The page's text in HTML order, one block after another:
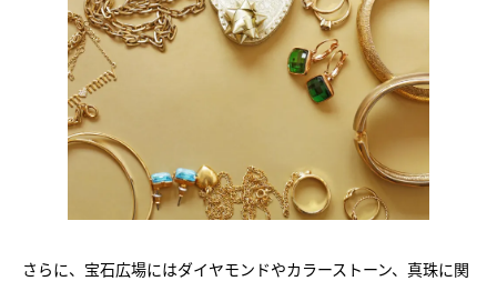
さらに、宝石広場にはダイヤモンドやカラーストーン、真珠に関